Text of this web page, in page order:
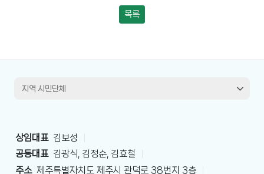
목록
상임대표 김보성
공동대표 김광식, 김정순, 김효철
주소 제주특별자치도 제주시 관덕로 38번지 3층